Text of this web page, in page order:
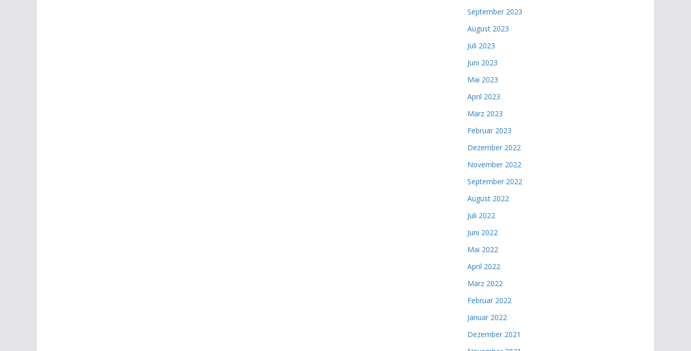
September 2023
August 2023
Juli 2023
Juni 2023
Mai 2023
April 2023
März 2023
Februar 2023
Dezember 2022
November 2022
September 2022
August 2022
Juli 2022
Juni 2022
Mai 2022
April 2022
März 2022
Februar 2022
Januar 2022
Dezember 2021